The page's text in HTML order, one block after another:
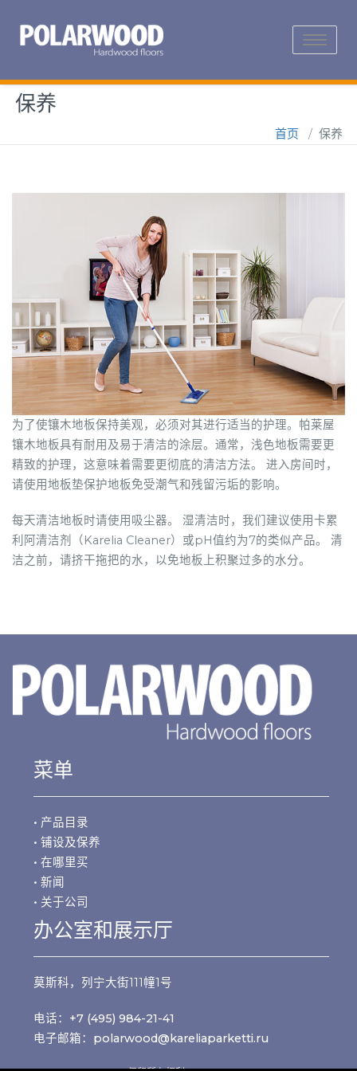
Toggle
保养
首页 / 保养
为了使镶木地板保持美观，必须对其进行适当的护理。帕莱屋
镶木地板具有耐用及易于清洁的涂层。通常，浅色地板需要更
精致的护理，这意味着需要更彻底的清洁方法。 进入房间时，
请使用地板垫保护地板免受潮气和残留污垢的影响。
每天清洁地板时请使用吸尘器。 湿清洁时，我们建议使用卡累
利阿清洁剂（Karelia Cleaner）或pH值约为7的类似产品。 清
洁之前，请挤干拖把的水，以免地板上积聚过多的水分。
菜单
• 产品目录
• 铺设及保养
• 在哪里买
• 新闻
• 关于公司
办公室和展示厅
莫斯科，列宁大街111幢1号
电话： +7 (495) 984-21-41
电子邮箱： polarwood@kareliaparketti.ru